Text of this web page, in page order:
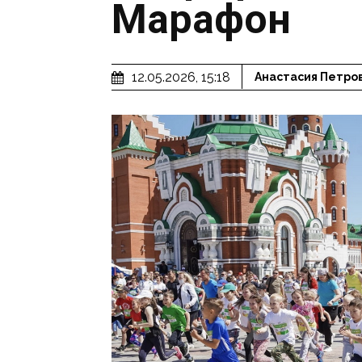
Марафон
12.05.2026, 15:18 Анастасия